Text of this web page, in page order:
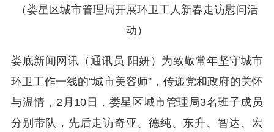
（娄星区城市管理局开展环卫工人新春走访慰问活
动）
娄底新闻网讯（通讯员 阳妍）为致敬常年坚守城市
环卫工作一线的“城市美容师”，传递党和政府的关怀
与温情，2月10日，娄星区城市管理局3名班子成员
分别带队，先后走访奇亚、德纯、东升、智达、宏